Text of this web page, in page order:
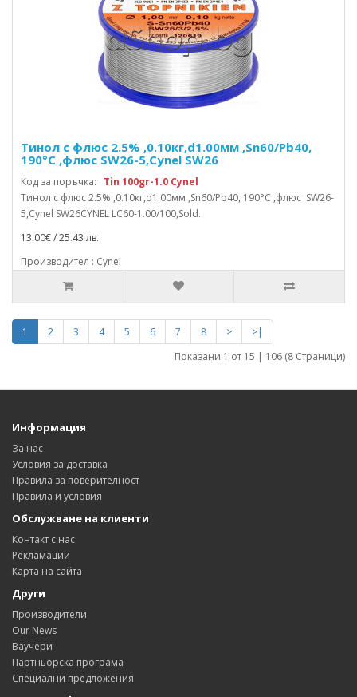
Тинол с флюс 2.5% ,0.10кг,d1.00мм ,Sn60/Pb40,
190°C ,флюс SW26-5,Cynel SW26
Код за поръчка: : Tin 100gr-1.0 Cynel
Тинол с флюс 2.5% ,0.10кг,d1.00мм ,Sn60/Pb40, 190°C ,флюс SW26-
5,Cynel SW26CYNEL LC60-1.00/100,Sold..
13.00€ / 25.43 лв.
Производител : Cynel
1 2 3 4 5 6 7 8 >
>|
Показани 1 от 15 | 106 (8 Страници)
Информация
За нас
Условия за доставка
Правила за поверителност
Правила и условия
Обслужване на клиенти
Контакт с нас
Рекламации
Карта на сайта
Други
Производители
Our News
Ваучери
Партньорска програма
Специални предложения